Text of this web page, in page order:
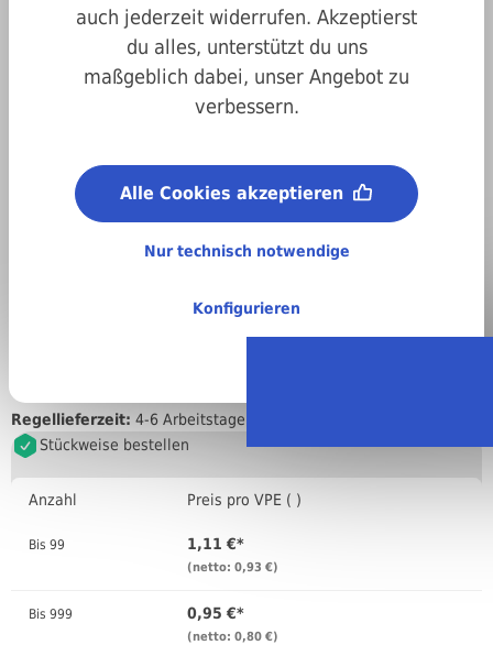
Regellieferzeit: 4-6 Arbeitstage
Stückweise bestellen
Anzahl Preis pro VPE ( )
Bis 99 1,11 €*
(netto: 0,93 €)
Bis 999 0,95 €*
(netto: 0,80 €)
auch jederzeit widerrufen. Akzeptierst
du alles, unterstützt du uns
maßgeblich dabei, unser Angebot zu
verbessern.
Alle Cookies akzeptieren
Nur technisch notwendige
Konfigurieren